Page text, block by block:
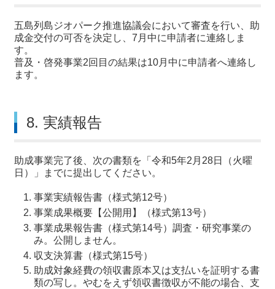
五島列島ジオパーク推進協議会において審査を行い、助
成金交付の可否を決定し、7月中に申請者に連絡しま
す。
普及・啓発事業2回目の結果は10月中に申請者へ連絡し
ます。
8. 実績報告
助成事業完了後、次の書類を「令和5年2月28日（火曜
日）」までに提出してください。
事業実績報告書（様式第12号）
事業成果概要【公開用】（様式第13号）
事業成果報告書（様式第14号）調査・研究事業の
み。公開しません。
収支決算書（様式第15号）
助成対象経費の領収書原本又は支払いを証明する書
類の写し。やむをえず領収書徴収が不能の場合、支